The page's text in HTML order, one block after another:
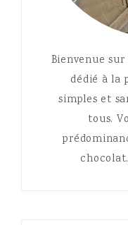
Bienvenue
dédié à la
simples et
tous.